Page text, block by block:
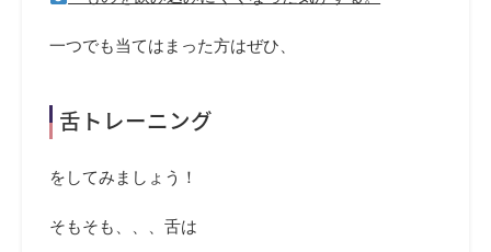
一つでも当てはまった方はぜひ、
舌トレーニング
をしてみましょう！
そもそも、、、舌は